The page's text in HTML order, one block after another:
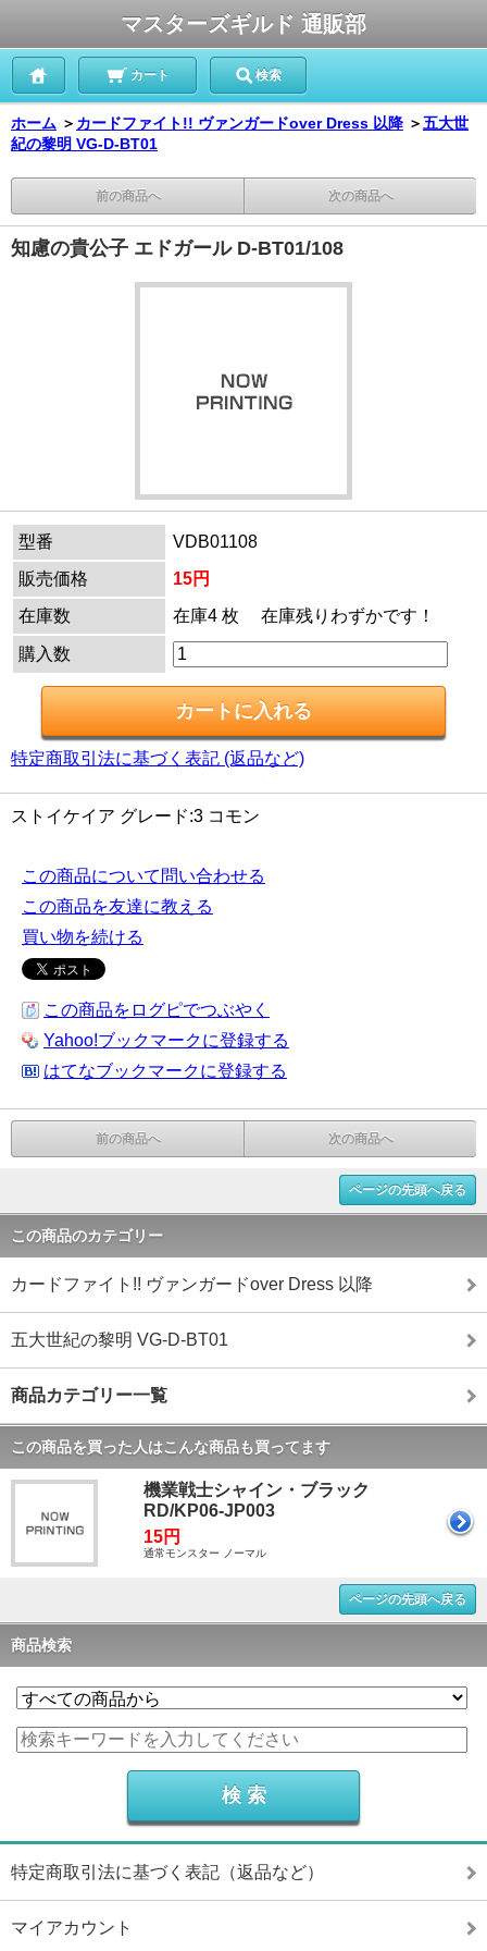
マスターズギルド 通販部
カート 検索
ホーム ＞ カードファイト!! ヴァンガードover Dress 以降 ＞五大世
紀の黎明 VG-D-BT01
前の商品へ 次の商品へ
知慮の貴公子 エドガール D-BT01/108
型番
VDB01108
販売価格
15円
在庫数
在庫4 枚 在庫残りわずかです！
購入数
特定商取引法に基づく表記 (返品など)
ストイケイア グレード:3 コモン
この商品について問い合わせる
この商品を友達に教える
買い物を続ける
この商品をログピでつぶやく
Yahoo!ブックマークに登録する
はてなブックマークに登録する
前の商品へ 次の商品へ
ページの先頭へ戻る
この商品のカテゴリー
カードファイト!! ヴァンガードover Dress 以降
五大世紀の黎明 VG-D-BT01
商品カテゴリー一覧
この商品を買った人はこんな商品も買ってます
機業戦士シャイン・ブラック
RD/KP06-JP003
15円
通常モンスター ノーマル
ページの先頭へ戻る
商品検索
特定商取引法に基づく表記（返品など）
マイアカウント